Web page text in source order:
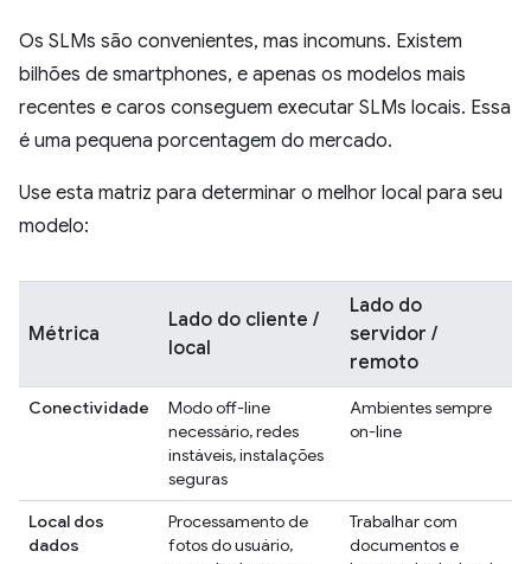
Os SLMs são convenientes, mas incomuns. Existem
bilhões de smartphones, e apenas os modelos mais
recentes e caros conseguem executar SLMs locais. Essa
é uma pequena porcentagem do mercado.
Use esta matriz para determinar o melhor local para seu
modelo:
Métrica
Lado do cliente /
local
Lado do
servidor /
remoto
Conectividade
Modo off-line
necessário, redes
instáveis, instalações
seguras
Ambientes sempre
on-line
Local dos
dados
Processamento de
fotos do usuário,
Trabalhar com
documentos e